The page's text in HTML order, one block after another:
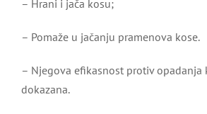
– Hrani i jača kosu;
– Pomaže u jačanju pramenova kose.
– Njegova efikasnost protiv opadanja
dokazana.